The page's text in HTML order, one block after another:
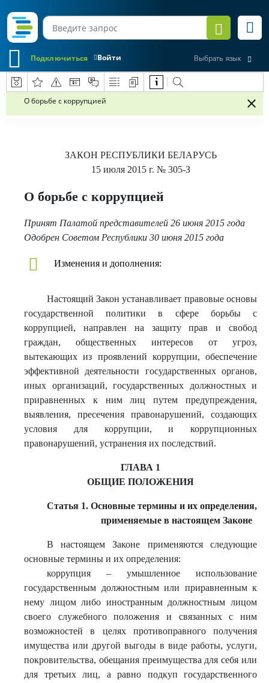
Войти
Подключиться Выбрать язык
О борьбе с коррупцией
ЗАКОН РЕСПУБЛИКИ БЕЛАРУСЬ
15 июля 2015 г. № 305-З
О борьбе с коррупцией
Принят Палатой представителей 26 июня 2015 года
Одобрен Советом Республики 30 июня 2015 года
Изменения и дополнения:
Настоящий Закон устанавливает правовые основы
государственной политики в сфере борьбы с
коррупцией, направлен на защиту прав и свобод
граждан, общественных интересов от угроз,
вытекающих из проявлений коррупции, обеспечение
эффективной деятельности государственных органов,
иных организаций, государственных должностных и
приравненных к ним лиц путем предупреждения,
выявления, пресечения правонарушений, создающих
условия для коррупции, и коррупционных
правонарушений, устранения их последствий.
ГЛАВА 1
ОБЩИЕ ПОЛОЖЕНИЯ
Статья 1. Основные термины и их определения,
применяемые в настоящем Законе
В настоящем Законе применяются следующие
основные термины и их определения:
коррупция – умышленное использование
государственным должностным или приравненным к
нему лицом либо иностранным должностным лицом
своего служебного положения и связанных с ним
возможностей в целях противоправного получения
имущества или другой выгоды в виде работы, услуги,
покровительства, обещания преимущества для себя или
для третьих лиц, а равно подкуп государственного